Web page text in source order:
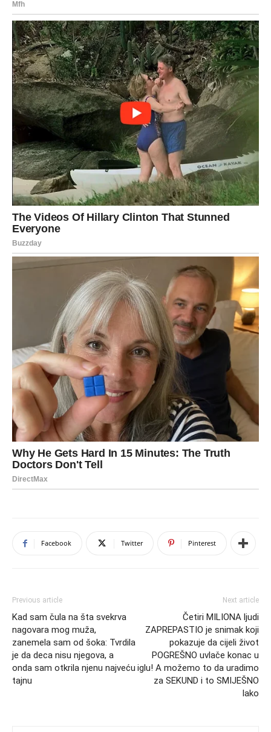
Facebook Twitter Pinterest
Previous article
Kad sam čula na šta svekrva
nagovara mog muža,
zanemela sam od šoka: Tvrdila
je da deca nisu njegova, a
onda sam otkrila njenu najveću
tajnu
Next article
Četiri MILIONA ljudi
ZAPREPASTIO je snimak koji
pokazuje da cijeli život
POGREŠNO uvlače konac u
iglu! A možemo to da uradimo
za SEKUND i to SMIJEŠNO
lako